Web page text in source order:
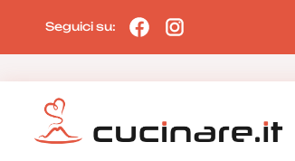
Seguici su: